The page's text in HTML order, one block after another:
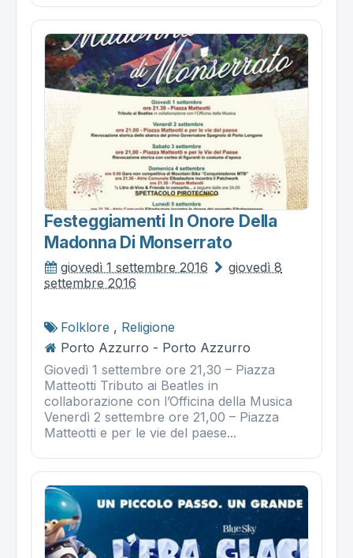
Festeggiamenti In Onore Della
Madonna Di Monserrato
giovedì 1 settembre 2016
giovedì 8
settembre 2016
Folklore , Religione
Porto Azzurro - Porto Azzurro
Giovedì 1 settembre ore 21,30 – Piazza
Matteotti Tributo ai Beatles in
collaborazione con l’Officina della Musica
Venerdì 2 settembre ore 21,00 – Piazza
Matteotti e per le vie del paese...